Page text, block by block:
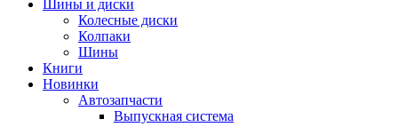
Шины и диски
Колесные диски
Колпаки
Шины
Книги
Новинки
Автозапчасти
Выпускная система